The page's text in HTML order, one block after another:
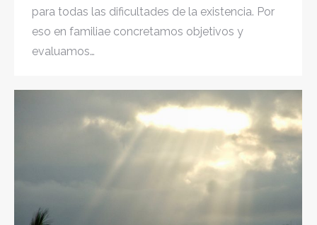
para todas las dificultades de la existencia. Por
eso en familiae concretamos objetivos y
evaluamos…